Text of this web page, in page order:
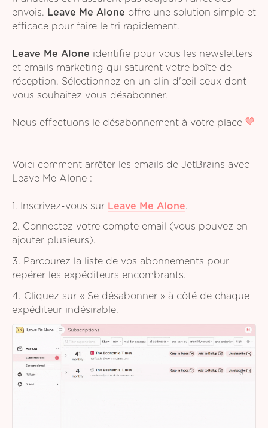
envois.
Leave Me Alone offre une solution simple et
efficace pour faire le tri rapidement.
Leave Me Alone identifie pour vous les newsletters
et emails marketing qui saturent votre boîte de
réception. Sélectionnez en un clin d'œil ceux dont
vous souhaitez vous désabonner.
Nous effectuons le désabonnement à votre place
Voici comment arrêter les emails de JetBrains avec
Leave Me Alone :
1. Inscrivez-vous sur Leave Me Alone.
2. Connectez votre compte email (vous pouvez en
ajouter plusieurs).
3. Parcourez la liste de vos abonnements pour
repérer les expéditeurs encombrants.
4. Cliquez sur « Se désabonner » à côté de chaque
expéditeur indésirable.